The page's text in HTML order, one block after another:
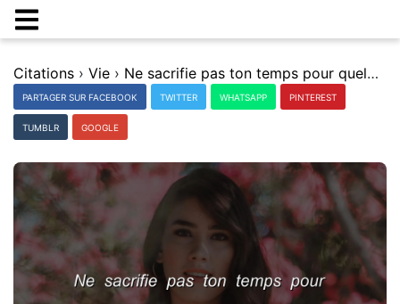
Citations › Vie › Ne sacrifie pas ton temps pour quelqu'un qui ne sacrifie pas le sien pour toi.
PARTAGER SUR FACEBOOK TWITTER WHATSAPP PINTEREST
TUMBLR GOOGLE